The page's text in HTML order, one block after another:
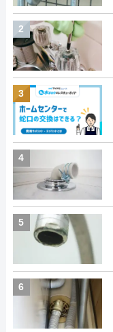
2
3
4
5
6